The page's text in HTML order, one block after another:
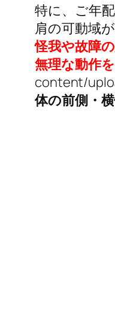
特に、ご年
肩の可動域
怪我や故障
無理な動作
content/
体の前側・